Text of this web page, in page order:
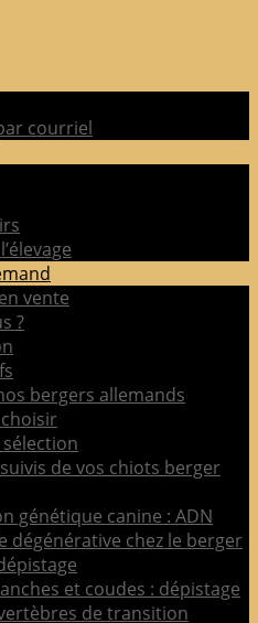
courriel
vente
?
bergers allemands
de vos chiots berger
génétique canine : ADN
dégénérative chez le berger
et coudes : dépistage
de transition